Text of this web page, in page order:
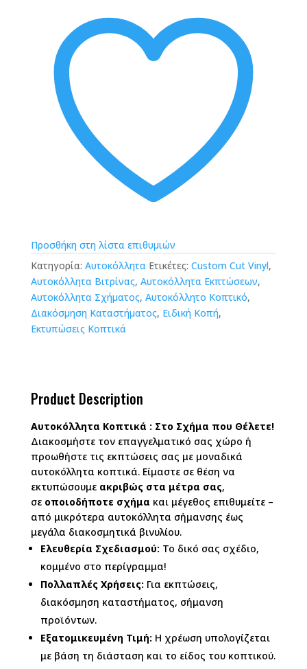
Προσθήκη στη λίστα επιθυμιών
Κατηγορία: Αυτοκόλλητα Ετικέτες: Custom Cut Vinyl,
Αυτοκόλλητα Βιτρίνας, Αυτοκόλλητα Εκπτώσεων,
Αυτοκόλλητα Σχήματος, Αυτοκόλλητο Κοπτικό,
Διακόσμηση Καταστήματος, Ειδική Κοπή,
Εκτυπώσεις Κοπτικά
Product Description
Αυτοκόλλητα Κοπτικά : Στο Σχήμα που Θέλετε!
Διακοσμήστε τον επαγγελματικό σας χώρο ή
προωθήστε τις εκπτώσεις σας με μοναδικά
αυτοκόλλητα κοπτικά. Είμαστε σε θέση να
εκτυπώσουμε ακριβώς στα μέτρα σας,
σε οποιοδήποτε σχήμα και μέγεθος επιθυμείτε –
από μικρότερα αυτοκόλλητα σήμανσης έως
μεγάλα διακοσμητικά βινυλίου.
Ελευθερία Σχεδιασμού: Το δικό σας σχέδιο,
κομμένο στο περίγραμμα!
Πολλαπλές Χρήσεις: Για εκπτώσεις,
διακόσμηση καταστήματος, σήμανση
προϊόντων.
Εξατομικευμένη Τιμή: Η χρέωση υπολογίζεται
με βάση τη διάσταση και το είδος του κοπτικού.